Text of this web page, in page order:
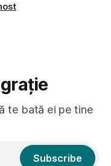
te bată ei pe tine
Subscribe